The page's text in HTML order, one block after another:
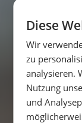
Diese
Wir
zu
analysieren.
Nutzung
und